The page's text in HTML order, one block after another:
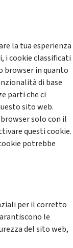
la tua esperienza
i cookie classificati
browser in quanto
di base
parti che ci
sito web.
solo con il
questi cookie.
potrebbe
per il corretto
le
del sito web,